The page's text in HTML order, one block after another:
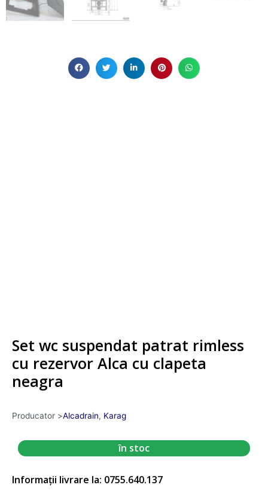
Set wc suspendat patrat rimless
cu rezervor Alca cu clapeta
neagra
Producator >Alcadrain, Karag
în stoc
Informații livrare la: 0755.640.137